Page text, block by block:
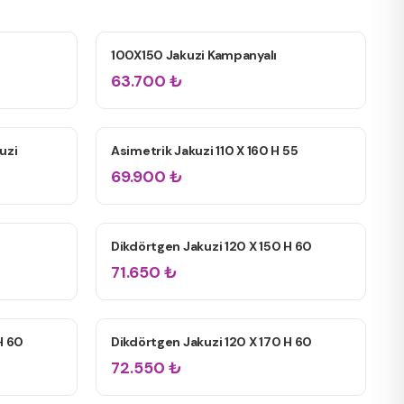
TEK KIŞILIK JAKUZILER
100X150 Jakuzi Kampanyalı
63.700 ₺
TEK KIŞILIK JAKUZILER
Asimetrik Jakuzi 110 X 160 H 55
69.900 ₺
ÇIFT KIŞILIK JAKUZILER
Dikdörtgen Jakuzi 120 X 150 H 60
71.650 ₺
60 ÇIFT KIŞILIK JAKUZILER
Dikdörtgen Jakuzi 120 X 170 H 60
72.550 ₺